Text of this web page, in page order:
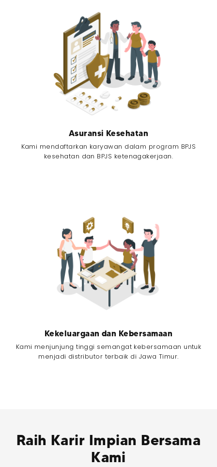
Asuransi Kesehatan
Kami mendaftarkan karyawan dalam program BPJS
kesehatan dan BPJS ketenagakerjaan.
Kekeluargaan dan Kebersamaan
Kami menjunjung tinggi semangat kebersamaan untuk
menjadi distributor terbaik di Jawa Timur.
Raih Karir Impian Bersama
Kami